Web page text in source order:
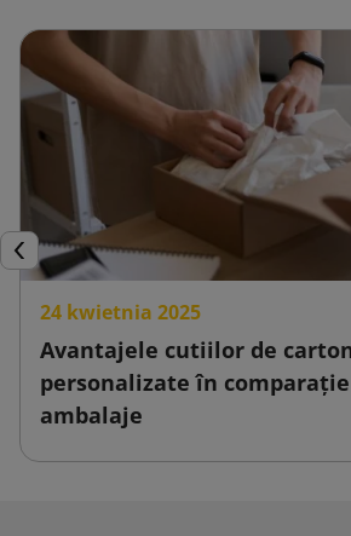
Inapoi
24 kwietnia 2025
Avantajele cutiilor de
personalizate în
ambalaje